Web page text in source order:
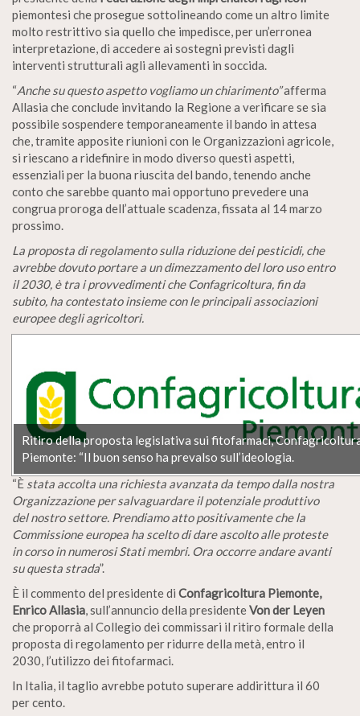
piemontesi che prosegue sottolineando come un altro limite
molto restrittivo sia quello che impedisce, per un’erronea
interpretazione, di accedere ai sostegni previsti dagli
interventi strutturali agli allevamenti in soccida.
“Anche su questo aspetto vogliamo un chiarimento”afferma
Allasia che conclude invitando la Regione a verificare se sia
possibile sospendere temporaneamente il bando in attesa
che, tramite apposite riunioni con le Organizzazioni agricole,
si riescano a ridefinire in modo diverso questi aspetti,
essenziali per la buona riuscita del bando, tenendo anche
conto che sarebbe quanto mai opportuno prevedere una
congrua proroga dell’attuale scadenza, fissata al 14 marzo
prossimo.
La proposta di regolamento sulla riduzione dei pesticidi, che
avrebbe dovuto portare a un dimezzamento del loro uso entro
il 2030, è tra i provvedimenti che Confagricoltura, fin da
subito, ha contestato insieme con le principali associazioni
europee degli agricoltori.
Ritiro della proposta legislativa sui fitofarmaci,
Piemonte: “Il buon senso ha prevalso sull’ideologia.
“È stata accolta una richiesta avanzata da tempo dalla nostra
Organizzazione per salvaguardare il potenziale produttivo
del nostro settore. Prendiamo atto positivamente che la
Commissione europea ha scelto di dare ascolto alle proteste
in corso in numerosi Stati membri. Ora occorre andare avanti
su questa strada”.
È il commento del presidente di Confagricoltura Piemonte,
Enrico Allasia, sull’annuncio della presidenteVon der Leyen
che proporrà al Collegio dei commissari il ritiro formale della
proposta di regolamento per ridurre della metà, entro il
2030, l’utilizzo dei fitofarmaci.
In Italia, il taglio avrebbe potuto superare addirittura il 60
per cento.